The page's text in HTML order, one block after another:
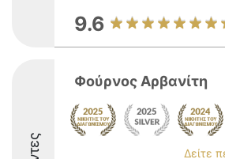
9.6
Φούρνος Αρβανίτη
Δείτε